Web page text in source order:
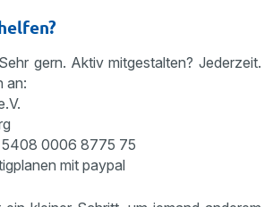
gern. Aktiv mitgestalten? Jederzeit.
an:
0006 8775 75
mit paypal